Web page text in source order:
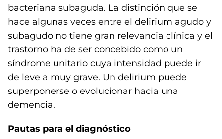
bacteriana subaguda. La distinción que se
hace algunas veces entre el delirium agudo y
subagudo no tiene gran relevancia clínica y el
trastorno ha de ser concebido como un
síndrome unitario cuya intensidad puede ir
de leve a muy grave. Un delirium puede
superponerse o evolucionar hacia una
demencia.
Pautas para el diagnóstico